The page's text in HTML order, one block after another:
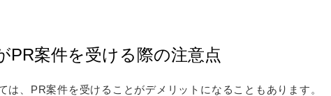
PR案件を受ける際の注意点
は、PR案件を受けることがデメリットになることもあります。